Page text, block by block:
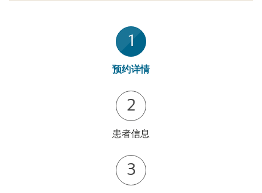
1
预约详情
2
患者信息
3